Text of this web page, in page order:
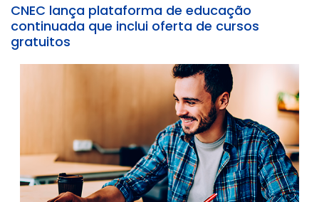
CNEC lança plataforma de educação
continuada que inclui oferta de cursos
gratuitos